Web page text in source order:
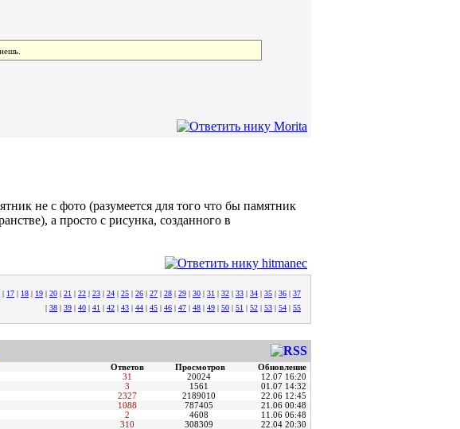
не с фото (разумеется для того что бы памятник
а просто с рисунка, созданного в
| 17 | 18 | 19 | 20 | 21 | 22 | 23 | 24 | 25 | 26 | 27 | 28 | 29 | 30 | 31 | 32 | 33 | 34 | 35 | 36 | 37
| 38 | 39 | 40 | 41 | 42 | 43 | 44 | 45 | 46 | 47 | 48 | 49 | 50 | 51 | 52 | 53 | 54 | 55
Ответов Просмотров
Обновление
31 20024
12.07 16:20
3 1561
01.07 14:32
2327 2189010
22.06 12:45
1088 787405
21.06 00:48
2 4608
11.06 06:48
310 308309 22.04 20:30